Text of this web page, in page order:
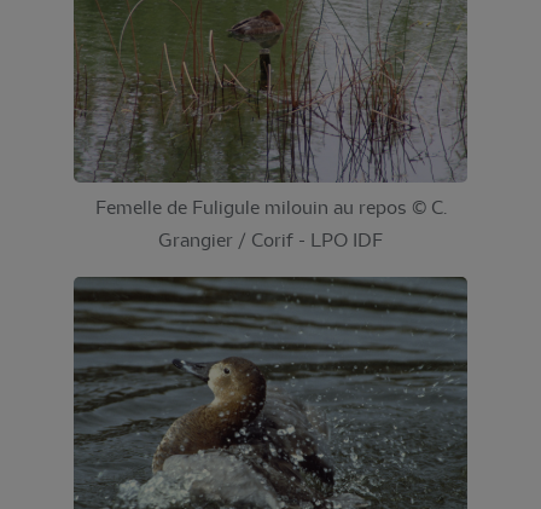
Femelle de Fuligule milouin au repos © C.
Grangier / Corif - LPO IDF